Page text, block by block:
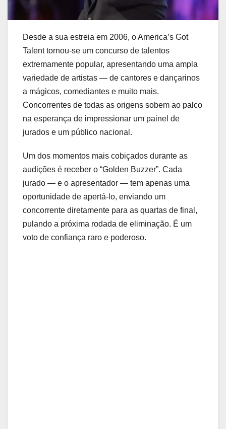
Desde a sua estreia em 2006, o America’s Got
Talent tornou-se um concurso de talentos
extremamente popular, apresentando uma ampla
variedade de artistas — de cantores e dançarinos
a mágicos, comediantes e muito mais.
Concorrentes de todas as origens sobem ao palco
na esperança de impressionar um painel de
jurados e um público nacional.
Um dos momentos mais cobiçados durante as
audições é receber o “Golden Buzzer”. Cada
jurado — e o apresentador — tem apenas uma
oportunidade de apertá-lo, enviando um
concorrente diretamente para as quartas de final,
pulando a próxima rodada de eliminação. É um
voto de confiança raro e poderoso.